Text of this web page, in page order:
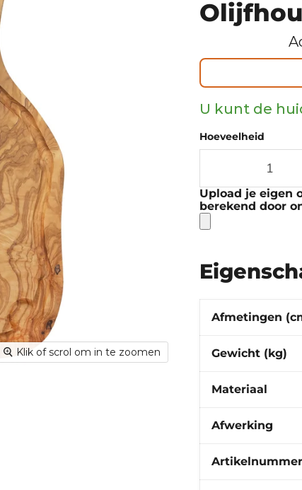
Klik of scrol om in te zoomen
U kunt de
Hoeveelheid
Upload je eigen
berekend door
Afmetingen
Gewicht (kg)
Materiaal
Afwerking
Artikelnummer